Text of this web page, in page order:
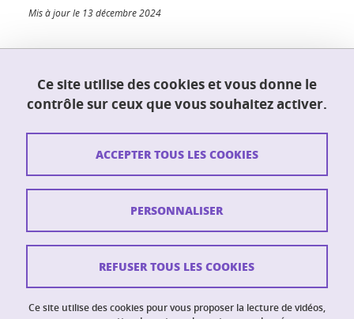
Mis à jour le 13 décembre 2024
UFR PhITEM (Physique, Ingénierie, Terre,
Environnement, Mécanique)
38400 Saint-Martin-d'Hères
Contact
Mentions légales
Ce site utilise des cookies et vous donne le
contrôle sur ceux que vous souhaitez activer.
Ce site utilise des cookies pour vous proposer la lecture de vidéos,
ACCEPTER TOUS LES COOKIES
REFUSER TOUS LES COOKIES
PERSONNALISER